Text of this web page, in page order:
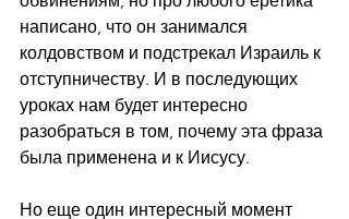
написано, что он занимался
колдовством и подстрекал Израиль к
отступничеству. И в последующих
уроках нам будет интересно
разобраться в том, почему эта фраза
была применена и к Иисусу.
Но еще один интересный момент